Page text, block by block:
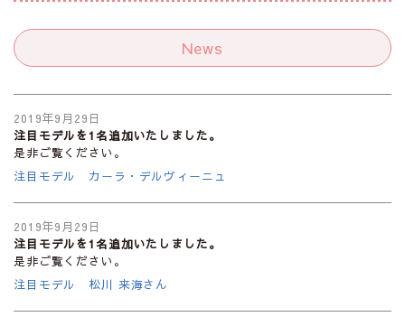
News
2019年9月29日
注目モデルを1名追加いたしました。
是非ご覧ください。
注目モデル カーラ・デルヴィーニュ
2019年9月29日
注目モデルを1名追加いたしました。
是非ご覧ください。
注目モデル 松川 来海さん